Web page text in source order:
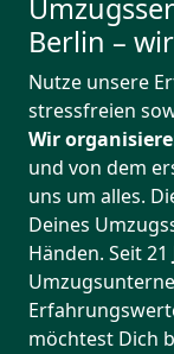
Berlin –
Nutze unsere
stressfreien
Wir
und von dem
uns um alles.
Deines
Händen. Seit 21
möchtest Dich